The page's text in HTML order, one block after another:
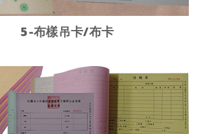
5-布樣吊卡/布卡